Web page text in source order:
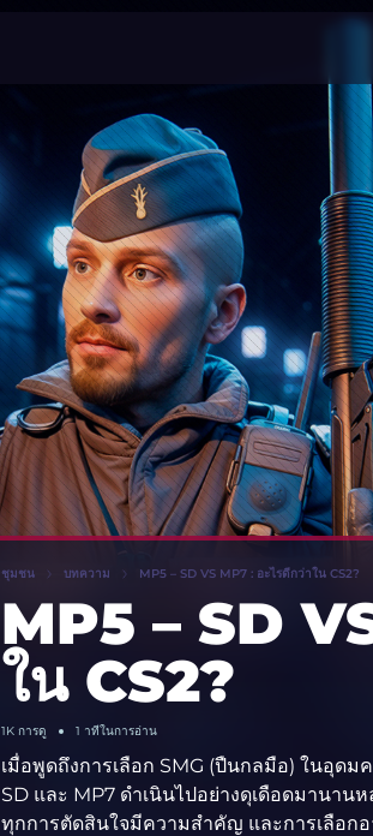
ชุมชน บทความ MP5 – SD VS MP7 : อะไรดีกว่าใน CS2?
MP5 – SD
ใน CS2?
1Kการดู 1 าทีในการอ่าน
เมื่อพูดถึงการเลือก SMG (ปืนกลมือ) ในอุด
SD และ MP7 ดำเนินไปอย่างดุเดือดมานาน
ทุกการตัดสินใจมีความสำคัญ และการเลือก